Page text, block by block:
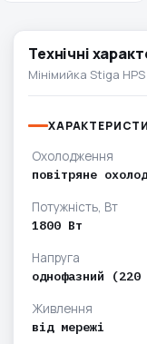
Технічні
Мінімийка Stiga
Охолодження
повітряне
Потужність, Вт
1800 Вт
Напруга
однофазний (220
Живлення
від мережі